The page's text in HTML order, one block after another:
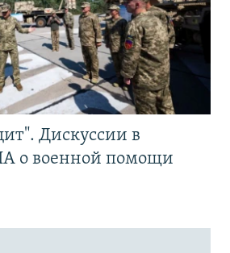
Дискуссии в
о военной помощи